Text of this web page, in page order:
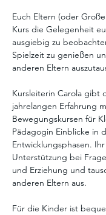
Euch Eltern (oder
Kurs die Gelegenheit
ausgiebig zu
Spielzeit zu genießen
anderen Eltern
Kursleiterin Carola gibt
jahrelangen Erfahrung
Bewegungskursen für
Pädagogin Einblicke in
Entwicklungsphasen.
Unterstützung bei
und Erziehung und
anderen Eltern aus.
Für die Kinder ist